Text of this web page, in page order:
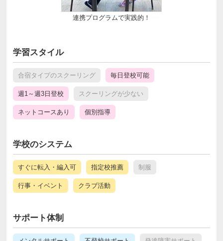
連携プログラムで実践的！
学習スタイル
合宿タイプのスクーリング 毎日登校可能
週1～週3日登校 スクーリングが少ない
ネットコースあり 個別指導
学校のシステム
すぐに転入・編入可 指定校推薦 制服
行事・イベント クラブ活動
サポート体制